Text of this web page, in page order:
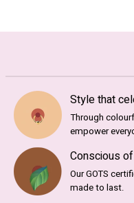
Style that
Through
empower
Conscious
Our GOTS
made to last.